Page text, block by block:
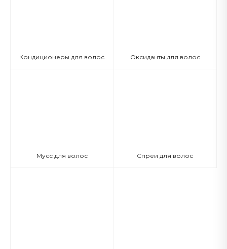
Кондиционеры для волос Оксиданты для волос
Мусс для волос Спреи для волос